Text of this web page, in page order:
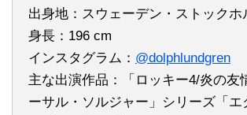
出身地：スウェーデン・ストックホ
身長：196 cm
インスタグラム： @dolphlundgren
主な出演作品：「ロッキー4/炎の友
ーサル・ソルジャー」シリーズ「エ